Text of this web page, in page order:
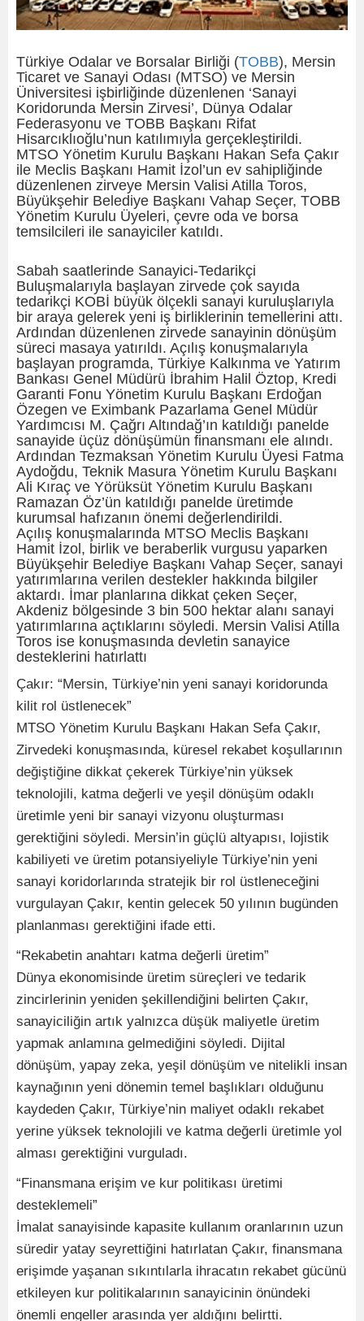
Türkiye Odalar ve Borsalar Birliği (TOBB), Mersin
Ticaret ve Sanayi Odası (MTSO) ve Mersin
Üniversitesi işbirliğinde düzenlenen ‘Sanayi
Koridorunda Mersin Zirvesi’, Dünya Odalar
Federasyonu ve TOBB Başkanı Rifat
Hisarcıklıoğlu’nun katılımıyla gerçekleştirildi.
MTSO Yönetim Kurulu Başkanı Hakan Sefa Çakır
ile Meclis Başkanı Hamit İzol’un ev sahipliğinde
düzenlenen zirveye Mersin Valisi Atilla Toros,
Büyükşehir Belediye Başkanı Vahap Seçer, TOBB
Yönetim Kurulu Üyeleri, çevre oda ve borsa
temsilcileri ile sanayiciler katıldı.
Sabah saatlerinde Sanayici-Tedarikçi
Buluşmalarıyla başlayan zirvede çok sayıda
tedarikçi KOBİ büyük ölçekli sanayi kuruluşlarıyla
bir araya gelerek yeni iş birliklerinin temellerini attı.
Ardından düzenlenen zirvede sanayinin dönüşüm
süreci masaya yatırıldı. Açılış konuşmalarıyla
başlayan programda, Türkiye Kalkınma ve Yatırım
Bankası Genel Müdürü İbrahim Halil Öztop, Kredi
Garanti Fonu Yönetim Kurulu Başkanı Erdoğan
Özegen ve Eximbank Pazarlama Genel Müdür
Yardımcısı M. Çağrı Altındağ’ın katıldığı panelde
sanayide üçüz dönüşümün finansmanı ele alındı.
Ardından Tezmaksan Yönetim Kurulu Üyesi Fatma
Aydoğdu, Teknik Masura Yönetim Kurulu Başkanı
Ali Kıraç ve Yörüksüt Yönetim Kurulu Başkanı
Ramazan Öz’ün katıldığı panelde üretimde
kurumsal hafızanın önemi değerlendirildi.
Açılış konuşmalarında MTSO Meclis Başkanı
Hamit İzol, birlik ve beraberlik vurgusu yaparken
Büyükşehir Belediye Başkanı Vahap Seçer, sanayi
yatırımlarına verilen destekler hakkında bilgiler
aktardı. İmar planlarına dikkat çeken Seçer,
Akdeniz bölgesinde 3 bin 500 hektar alanı sanayi
yatırımlarına açtıklarını söyledi. Mersin Valisi Atilla
Toros ise konuşmasında devletin sanayice
desteklerini hatırlattı
Çakır: “Mersin, Türkiye’nin yeni sanayi koridorunda
kilit rol üstlenecek”
MTSO Yönetim Kurulu Başkanı Hakan Sefa Çakır,
Zirvedeki konuşmasında, küresel rekabet koşullarının
değiştiğine dikkat çekerek Türkiye’nin yüksek
teknolojili, katma değerli ve yeşil dönüşüm odaklı
üretimle yeni bir sanayi vizyonu oluşturması
gerektiğini söyledi. Mersin’in güçlü altyapısı, lojistik
kabiliyeti ve üretim potansiyeliyle Türkiye’nin yeni
sanayi koridorlarında stratejik bir rol üstleneceğini
vurgulayan Çakır, kentin gelecek 50 yılının bugünden
planlanması gerektiğini ifade etti.
“Rekabetin anahtarı katma değerli üretim”
Dünya ekonomisinde üretim süreçleri ve tedarik
zincirlerinin yeniden şekillendiğini belirten Çakır,
sanayiciliğin artık yalnızca düşük maliyetle üretim
yapmak anlamına gelmediğini söyledi. Dijital
dönüşüm, yapay zeka, yeşil dönüşüm ve nitelikli insan
kaynağının yeni dönemin temel başlıkları olduğunu
kaydeden Çakır, Türkiye’nin maliyet odaklı rekabet
yerine yüksek teknolojili ve katma değerli üretimle yol
alması gerektiğini vurguladı.
“Finansmana erişim ve kur politikası üretimi
desteklemeli”
İmalat sanayisinde kapasite kullanım oranlarının uzun
süredir yatay seyrettiğini hatırlatan Çakır, finansmana
erişimde yaşanan sıkıntılarla ihracatın rekabet gücünü
etkileyen kur politikalarının sanayicinin önündeki
önemli engeller arasında yer aldığını belirtti.